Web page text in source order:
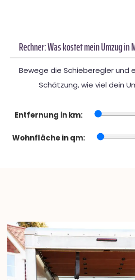
Rechner: Was kostet mein Umzug in
Bewege die Schieberegler und
Schätzung, wie viel dein
Entfernung in km:
Wohnfläche in qm: